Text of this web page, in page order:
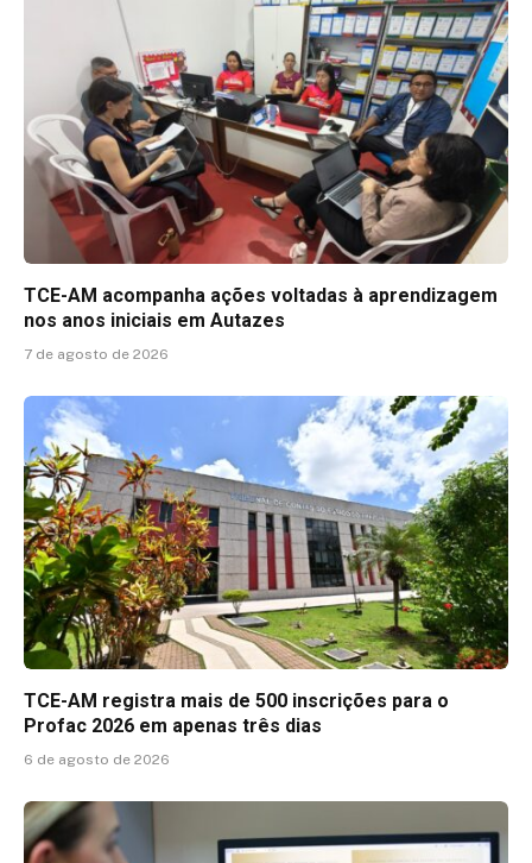
TCE-AM acompanha ações voltadas à aprendizagem
nos anos iniciais em Autazes
7 de agosto de 2026
TCE-AM registra mais de 500 inscrições para o
Profac 2026 em apenas três dias
6 de agosto de 2026